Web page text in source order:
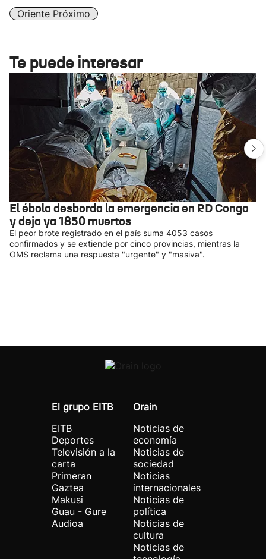
Oriente Próximo
Te puede interesar
El ébola desborda la emergencia en RD Congo
y deja ya 1850 muertos
El peor brote registrado en el país suma 4053 casos
confirmados y se extiende por cinco provincias, mientras la
OMS reclama una respuesta "urgente" y "masiva".
El grupo EITB
EITB
Deportes
Televisión a la
carta
Primeran
Gaztea
Makusi
Guau - Gure
Audioa
Orain
Noticias de
economía
Noticias de
sociedad
Noticias
internacionales
Noticias de
política
Noticias de
cultura
Noticias de